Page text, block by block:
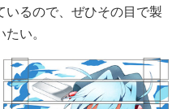
いるので、ぜひその目で製
い。